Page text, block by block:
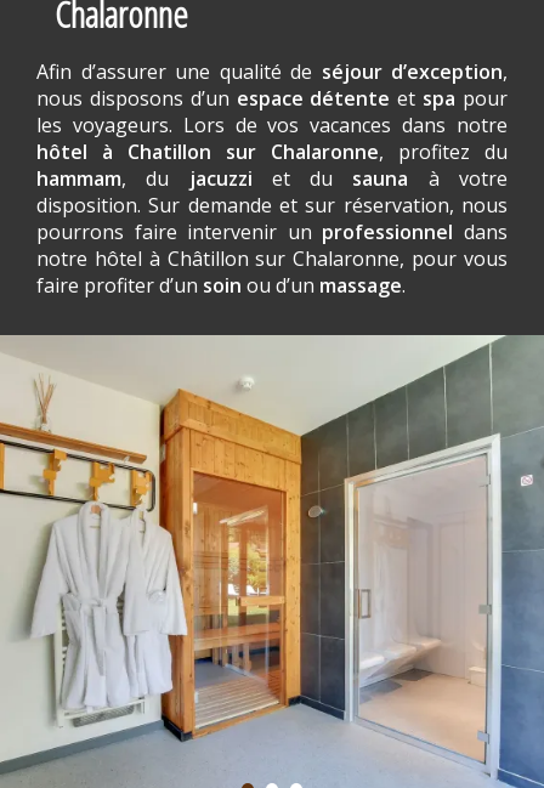
Chalaronne
Afin d’assurer une qualité de séjour d’exception,
nous disposons d’un espace détente et spa pour
les voyageurs. Lors de vos vacances dans notre
hôtel à Chatillon sur Chalaronne, profitez du
hammam, du jacuzzi et du sauna à votre
disposition. Sur demande et sur réservation, nous
pourrons faire intervenir un professionneldans
notre hôtel à Châtillon sur Chalaronne, pour vous
faire profiter d’un soin ou d’un massage.